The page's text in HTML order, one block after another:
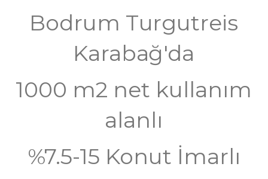
Bodrum Turgutreis
Karabağ'da
1000 m2 net kullanım
alanlı
%7.5-15 Konut İmarlı